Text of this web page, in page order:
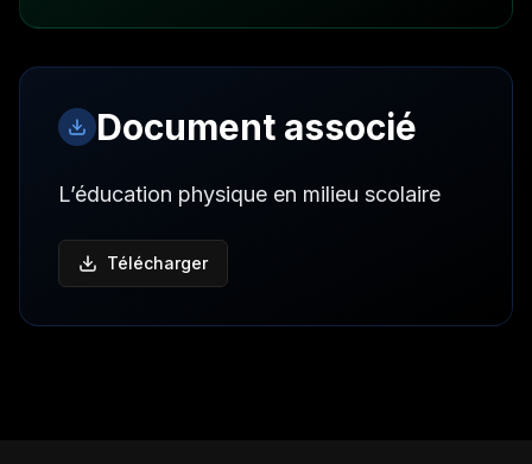
Document associé
L’éducation physique en milieu scolaire
Télécharger